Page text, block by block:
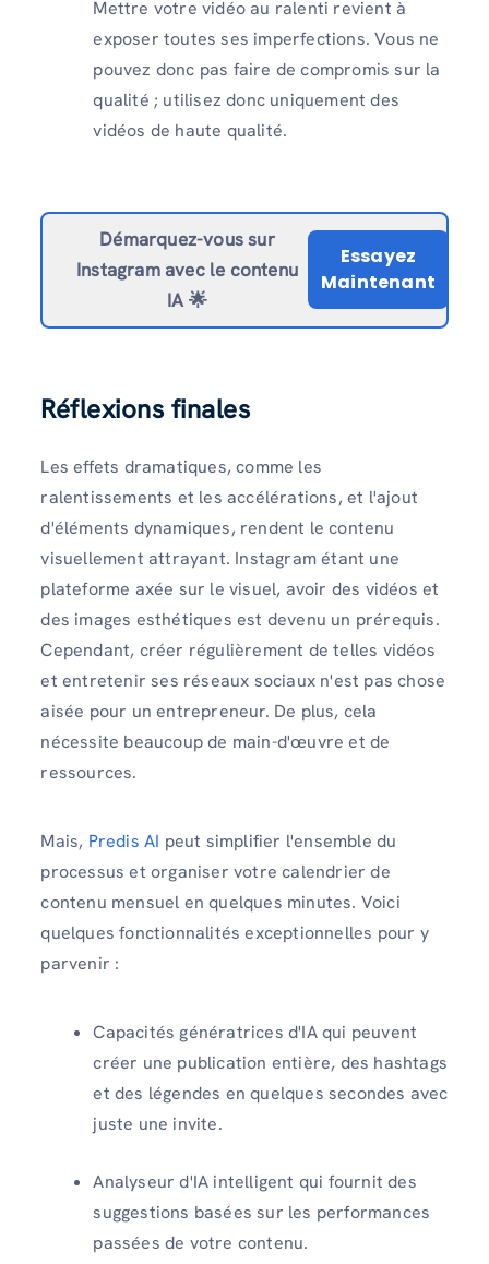
Mettre votre vidéo au ralenti revient à
exposer toutes ses imperfections. Vous ne
pouvez donc pas faire de compromis sur la
qualité ; utilisez donc uniquement des
vidéos de haute qualité.
Démarquez-vous sur
Instagram avec le contenu
IA 🌟
Essayez
Maintenant
Réflexions finales
Les effets dramatiques, comme les
ralentissements et les accélérations, et l'ajout
d'éléments dynamiques, rendent le contenu
visuellement attrayant. Instagram étant une
plateforme axée sur le visuel, avoir des vidéos et
des images esthétiques est devenu un prérequis.
Cependant, créer régulièrement de telles vidéos
et entretenir ses réseaux sociaux n'est pas chose
aisée pour un entrepreneur. De plus, cela
nécessite beaucoup de main-d'œuvre et de
ressources.
Mais, Predis AI peut simplifier l'ensemble du
processus et organiser votre calendrier de
contenu mensuel en quelques minutes. Voici
quelques fonctionnalités exceptionnelles pour y
parvenir :
Capacités génératrices d'IA qui peuvent
créer une publication entière, des hashtags
et des légendes en quelques secondes avec
juste une invite.
Analyseur d'IA intelligent qui fournit des
suggestions basées sur les performances
passées de votre contenu.